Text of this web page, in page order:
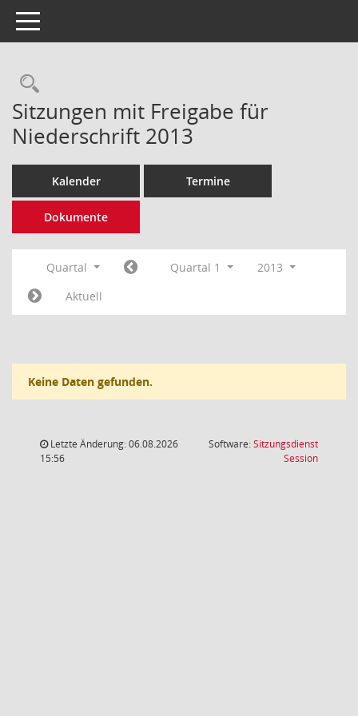
Toggle navigation
Rechercheauswahl
Sitzungen mit Freigabe für
Niederschrift 2013
Kalender Termine
Dokumente
Quartal Quartal 1
2013
Aktuell
Keine Daten gefunden.
Letzte Änderung: 06.08.2026
15:56
Software:Sitzungsdienst
Session(Wird in